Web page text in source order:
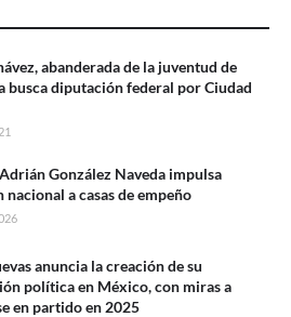
abanderada de la juventud de
busca diputación federal por Ciudad
González Naveda impulsa
nacional a casas de empeño
anuncia la creación de su
política en México, con miras a
en partido en 2025